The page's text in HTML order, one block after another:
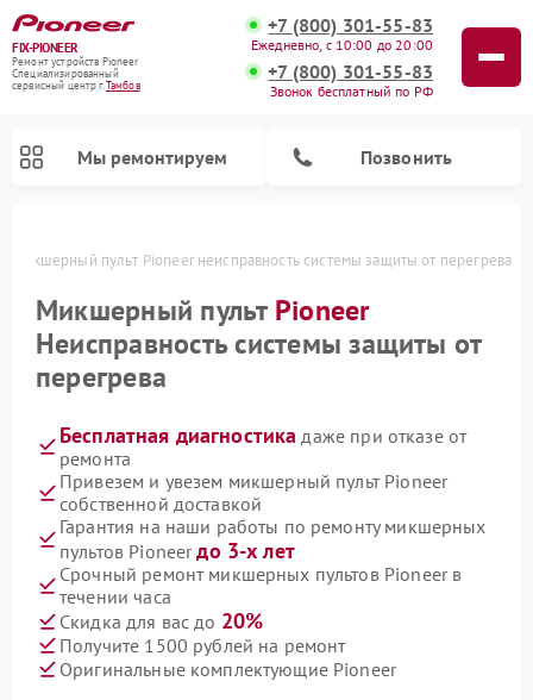
FIX-PIONEER
Ремонт устройств Pioneer
Специализированный
cервисный центр г.Тамбов
+7 (800) 301-55-83
Ежедневно, с 10:00 до 20:00
+7 (800) 301-55-83
Звонок бесплатный по РФ
Мы ремонтируем Позвонить
Микшерный пульт Pioneer неисправность системы защиты от перегрева
Микшерный пульт Pioneer
Неисправность системы защиты от
перегрева
Бесплатная диагностика даже при отказе от
ремонта
Привезем и увезем микшерный пульт Pioneer
собственной доставкой
Гарантия на наши работы по ремонту микшерных
пультов Pioneerдо 3-х лет
Срочный ремонт микшерных пультов Pioneer в
течении часа
Скидка для вас до 20%
Получите 1500 рублей на ремонт
Оригинальные комплектующие Pioneer